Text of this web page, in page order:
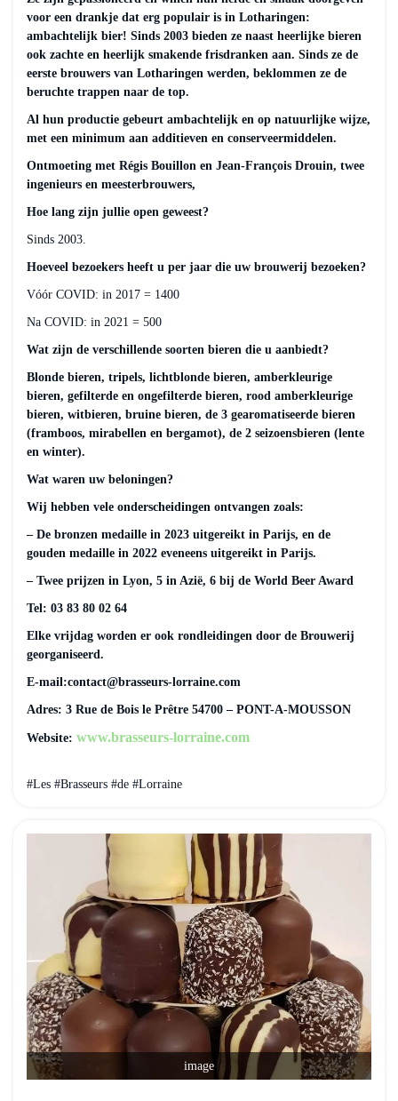
voor een drankje dat erg populair is in Lotharingen:
ambachtelijk bier! Sinds 2003 bieden ze naast heerlijke bieren
ook zachte en heerlijk smakende frisdranken aan. Sinds ze de
eerste brouwers van Lotharingen werden, beklommen ze de
beruchte trappen naar de top.
Al hun productie gebeurt ambachtelijk en op natuurlijke wijze,
met een minimum aan additieven en conserveermiddelen.
Ontmoeting met Régis Bouillon en Jean-François Drouin, twee
ingenieurs en meesterbrouwers,
Hoe lang zijn jullie open geweest?
Sinds 2003.
Hoeveel bezoekers heeft u per jaar die uw brouwerij bezoeken?
Vóór COVID: in 2017 = 1400
Na COVID: in 2021 = 500
Wat zijn de verschillende soorten bieren die u aanbiedt?
Blonde bieren, tripels, lichtblonde bieren, amberkleurige
bieren, gefilterde en ongefilterde bieren, rood amberkleurige
bieren, witbieren, bruine bieren, de 3 gearomatiseerde bieren
(framboos, mirabellen en bergamot), de 2 seizoensbieren (lente
en winter).
Wat waren uw beloningen?
Wij hebben vele onderscheidingen ontvangen zoals:
– De bronzen medaille in 2023 uitgereikt in Parijs, en de
gouden medaille in 2022 eveneens uitgereikt in Parijs.
– Twee prijzen in Lyon, 5 in Azië, 6 bij de World Beer Award
Tel: 03 83 80 02 64
Elke vrijdag worden er ook rondleidingen door de Brouwerij
georganiseerd.
E-mail:contact@brasseurs-lorraine.com
Adres: 3 Rue de Bois le Prêtre 54700 – PONT-A-MOUSSON
Website: www.brasseurs-lorraine.com
#Les #Brasseurs #de #Lorraine
image